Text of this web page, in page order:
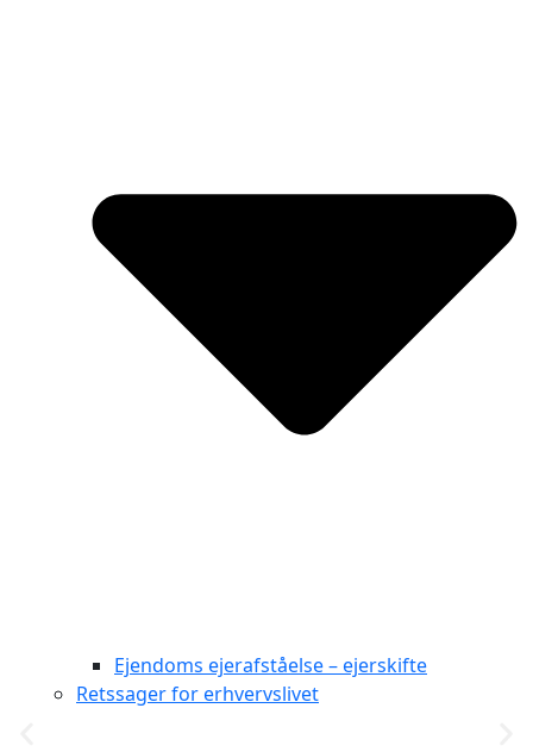
Ejendoms ejerafståelse – ejerskifte
Retssager for erhvervslivet